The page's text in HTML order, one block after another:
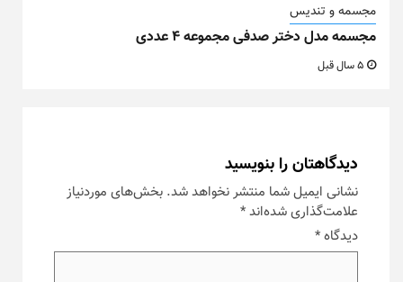
مجسمه و تندیس
مجسمه مدل دختر صدفی مجموعه ۴ عددی
دیدگاهتان را بنویسید
نشانی ایمیل شما منتشر نخواهد شد. بخش‌های موردنیاز
علامت‌گذاری شده‌اند*
دیدگاه*